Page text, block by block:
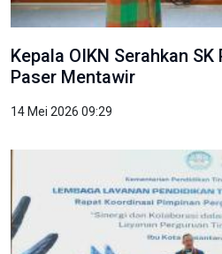
Kepala OIKN Serahkan
Paser Mentawir
14 Mei 2026 09:29